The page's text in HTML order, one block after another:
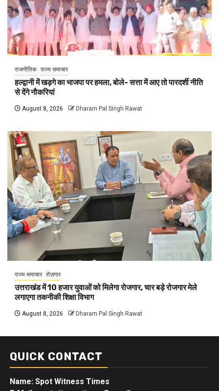
राजनीतिक राज्य समाचार
हल्द्वानी में खड़गे का भाजपा पर हमला, बोले- सत्ता में आए तो पारदर्शी नीति
से देंगे नौकरियां
August 8, 2026 Dharam Pal Singh Rawat
राज्य समाचार रोज़गार
उत्तराखंड में 10 हजार युवाओं को मिलेगा रोजगार, चार बड़े रोजगार मेले
लगाएगा तकनीकी शिक्षा विभाग
August 8, 2026 Dharam Pal Singh Rawat
QUICK CONTACT
Name: Spot Witness Times